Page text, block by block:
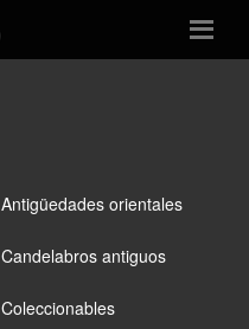
Antigüedades orientales
Candelabros antiguos
Coleccionables